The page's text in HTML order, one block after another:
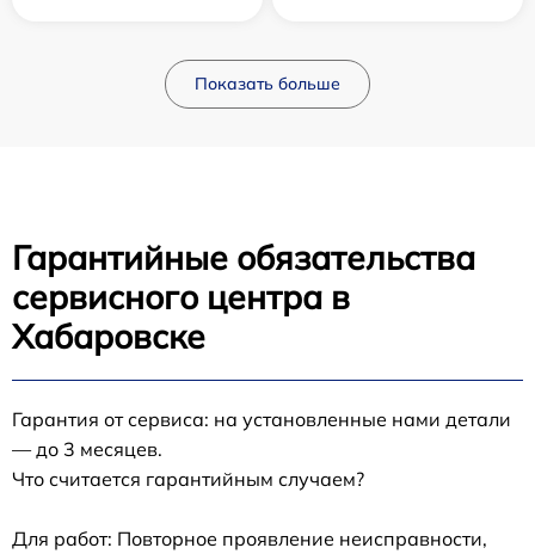
Показать больше
Гарантийные обязательства
сервисного центра в
Хабаровске
Гарантия от сервиса: на установленные нами детали
— до 3 месяцев.
Что считается гарантийным случаем?
Для работ: Повторное проявление неисправности,